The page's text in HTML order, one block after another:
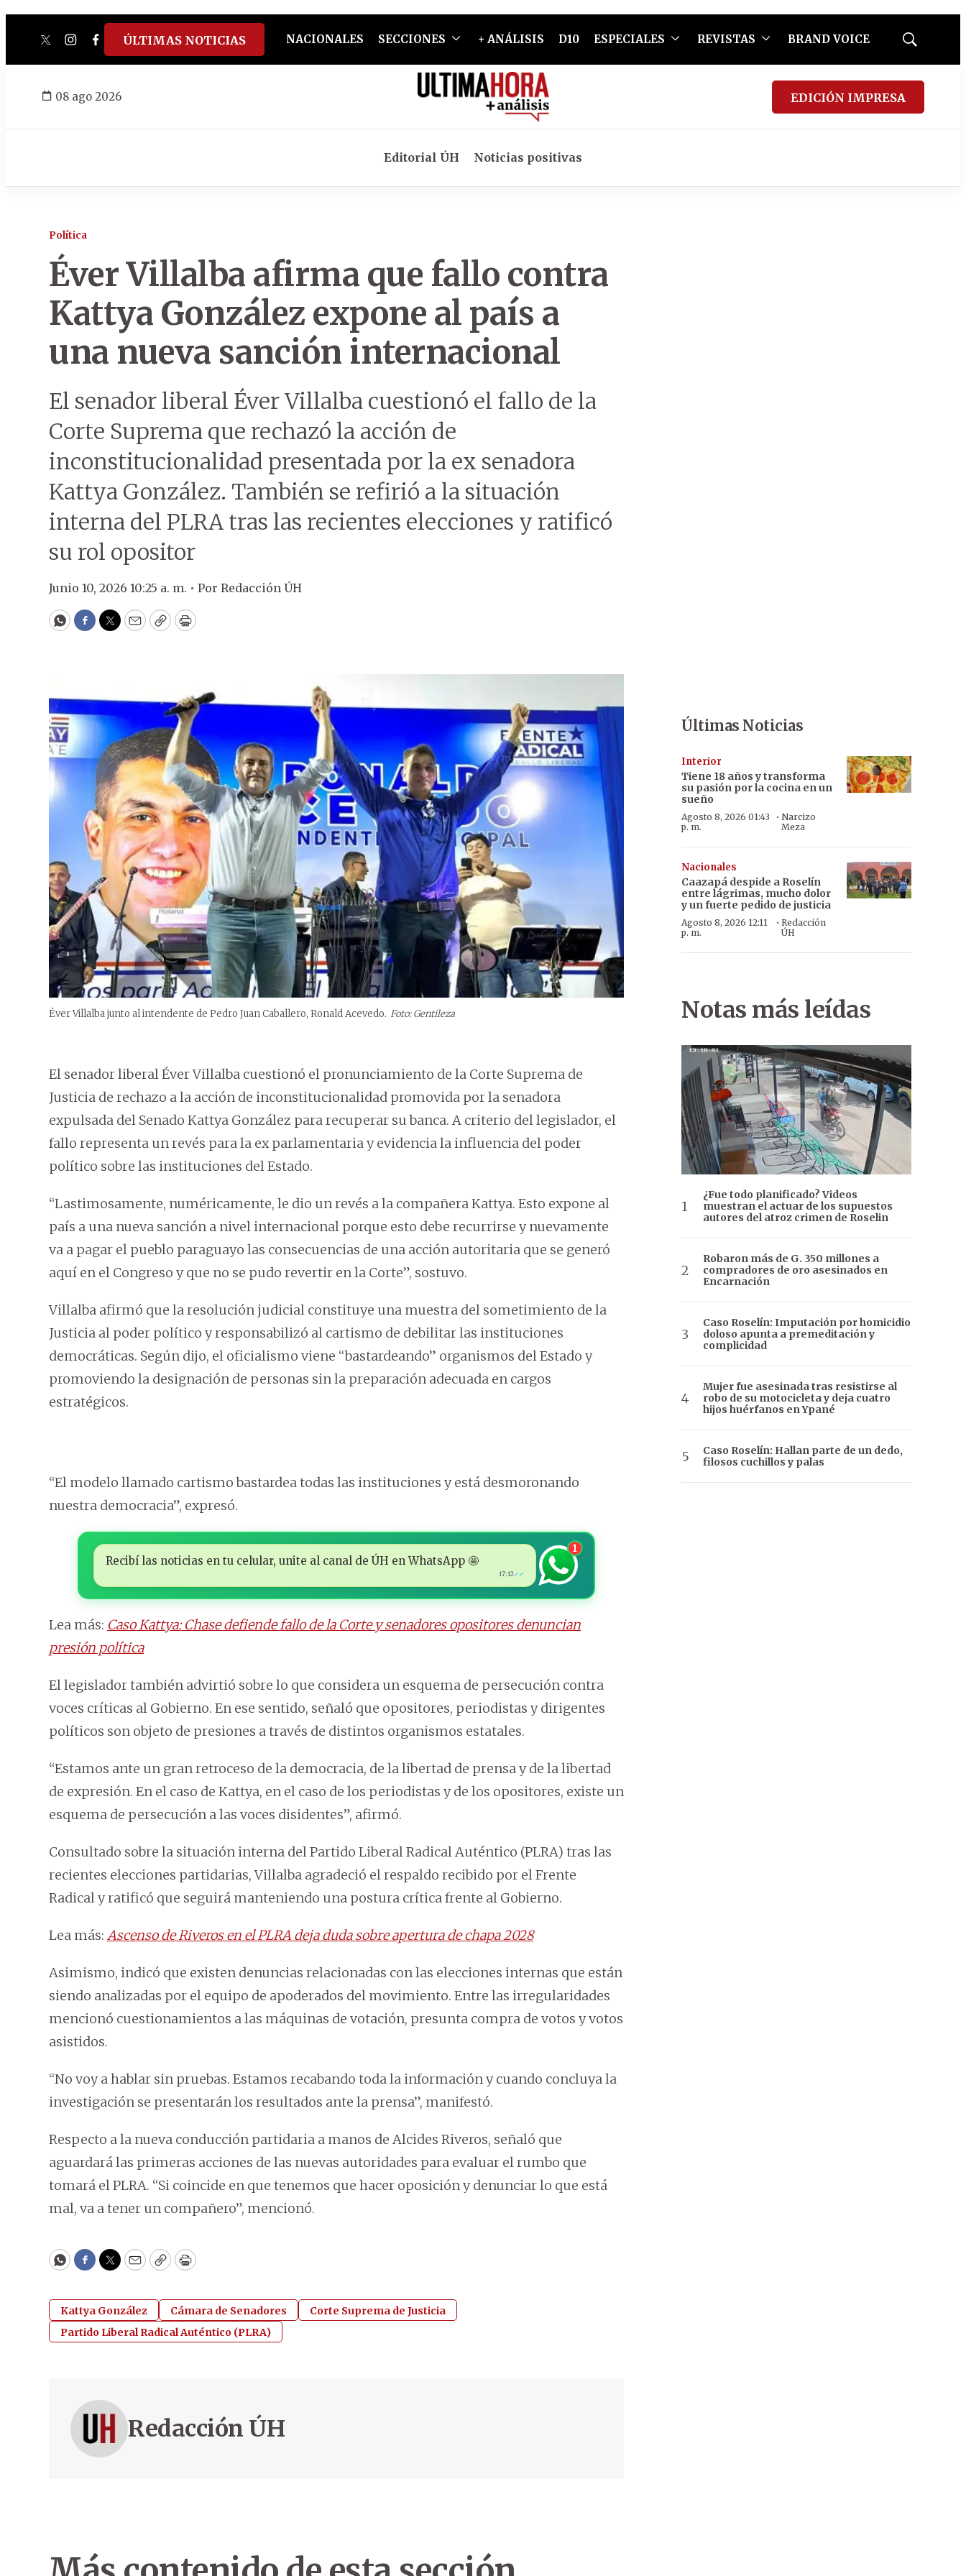
twitterinstagram
facebook
tiktokyoutube
spotify
ÚLTIMAS NOTICIAS NACIONALES SECCIONES + ANÁLISIS D10 ESPECIALES REVISTAS BRAND VOICE
Mostrar
08 ago 2026 EDICIÓN IMPRESA
Editorial ÚH Noticias positivas
Política
Éver Villalba afirma que fallo contra
Kattya González expone al país a
una nueva sanción internacional
El senador liberal Éver Villalba cuestionó el fallo de la
Corte Suprema que rechazó la acción de
inconstitucionalidad presentada por la ex senadora
Kattya González. También se refirió a la situación
interna del PLRA tras las recientes elecciones y ratificó
su rol opositor
Junio 10, 2026 10:25 a. m. • Por Redacción ÚH
WhatsApp
Facebook
Twitter
EmailCopyPrint
Éver Villalba junto al intendente de Pedro Juan Caballero, Ronald Acevedo. Foto: Gentileza
El senador liberal Éver Villalba cuestionó el pronunciamiento de la Corte Suprema de
Justicia de rechazo a la acción de inconstitucionalidad promovida por la senadora
expulsada del Senado Kattya González para recuperar su banca. A criterio del legislador, el
fallo representa un revés para la ex parlamentaria y evidencia la influencia del poder
político sobre las instituciones del Estado.
“Lastimosamente, numéricamente, le dio un revés a la compañera Kattya. Esto expone al
país a una nueva sanción a nivel internacional porque esto debe recurrirse y nuevamente
va a pagar el pueblo paraguayo las consecuencias de una acción autoritaria que se generó
aquí en el Congreso y que no se pudo revertir en la Corte”, sostuvo.
Villalba afirmó que la resolución judicial constituye una muestra del sometimiento de la
Justicia al poder político y responsabilizó al cartismo de debilitar las instituciones
democráticas. Según dijo, el oficialismo viene “bastardeando” organismos del Estado y
promoviendo la designación de personas sin la preparación adecuada en cargos
estratégicos.
“El modelo llamado cartismo bastardea todas las instituciones y está desmoronando
nuestra democracia”, expresó.
Recibí las noticias en tu celular, unite al canal de ÚH en WhatsApp 🤩
17:12✓✓
1
Lea más: Caso Kattya: Chase defiende fallo de la Corte y senadores opositores denuncian
presión política
El legislador también advirtió sobre lo que considera un esquema de persecución contra
voces críticas al Gobierno. En ese sentido, señaló que opositores, periodistas y dirigentes
políticos son objeto de presiones a través de distintos organismos estatales.
“Estamos ante un gran retroceso de la democracia, de la libertad de prensa y de la libertad
de expresión. En el caso de Kattya, en el caso de los periodistas y de los opositores, existe un
esquema de persecución a las voces disidentes”, afirmó.
Consultado sobre la situación interna del Partido Liberal Radical Auténtico (PLRA) tras las
recientes elecciones partidarias, Villalba agradeció el respaldo recibido por el Frente
Radical y ratificó que seguirá manteniendo una postura crítica frente al Gobierno.
Lea más: Ascenso de Riveros en el PLRA deja duda sobre apertura de chapa 2028
Asimismo, indicó que existen denuncias relacionadas con las elecciones internas que están
siendo analizadas por el equipo de apoderados del movimiento. Entre las irregularidades
mencionó cuestionamientos a las máquinas de votación, presunta compra de votos y votos
asistidos.
“No voy a hablar sin pruebas. Estamos recabando toda la información y cuando concluya la
investigación se presentarán los resultados ante la prensa”, manifestó.
Respecto a la nueva conducción partidaria a manos de Alcides Riveros, señaló que
aguardará las primeras acciones de las nuevas autoridades para evaluar el rumbo que
tomará el PLRA. “Si coincide en que tenemos que hacer oposición y denunciar lo que está
mal, va a tener un compañero”, mencionó.
WhatsApp
Facebook
Twitter
EmailCopyPrint
Kattya González Cámara de Senadores
Corte Suprema de Justicia
Partido Liberal Radical Auténtico (PLRA)
Redacción ÚH
Últimas Noticias
Interior
Tiene 18 años y transforma
su pasión por la cocina en un
sueño
Agosto 8, 2026 01:43
p. m.
·Narcizo
Meza
Nacionales
Caazapá despide a Roselín
entre lágrimas, mucho dolor
y un fuerte pedido de justicia
Agosto 8, 2026 12:11
p. m.
· Redacción
ÚH
Notas más leídas
¿Fue todo planificado? Videos
muestran el actuar de los supuestos
autores del atroz crimen de Roselin
Robaron más de G. 350 millones a
compradores de oro asesinados en
Encarnación
Caso Roselín: Imputación por homicidio
doloso apunta a premeditación y
complicidad
Mujer fue asesinada tras resistirse al
robo de su motocicleta y deja cuatro
hijos huérfanos en Ypané
Caso Roselín: Hallan parte de un dedo,
filosos cuchillos y palas